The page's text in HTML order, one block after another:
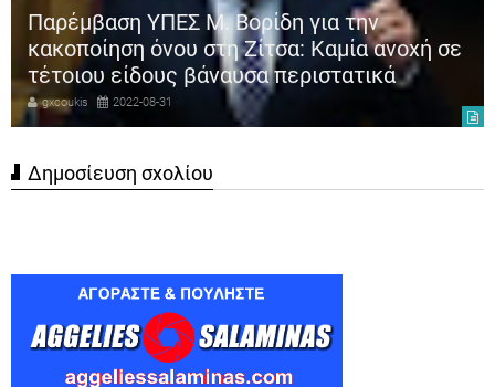
Παρέμβαση ΥΠΕΣ Μ. Βορίδη για την
κακοποίηση όνου στη Ζίτσα: Καμία ανοχή σε
τέτοιου είδους βάναυσα περιστατικά
gxcoukis 2022-08-31
Δημοσίευση σχολίου